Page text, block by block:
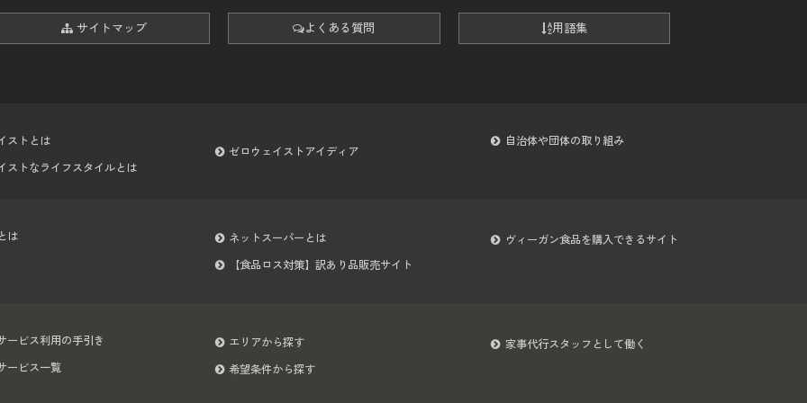
サイトマップ よくある質問 用語集
ストとは
ストなライフスタイルとは
ゼロウェイストアイディア
自治体や団体の取り組み
は
ネットスーパーとは
【食品ロス対策】訳あり品販売サイト
ヴィーガン食品を購入できるサイト
ービス利用の手引き
ービス一覧
エリアから探す
希望条件から探す
家事代行スタッフとして働く